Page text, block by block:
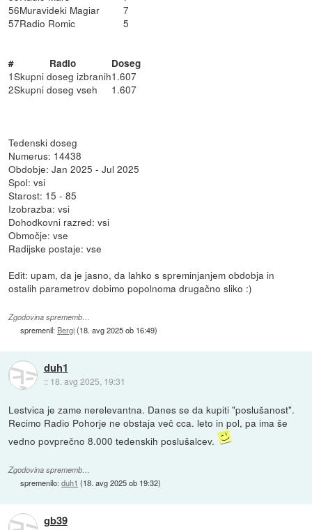
56Muravideki Magiar
7
57Radio Romic 5
# Radio Doseg
1Skupni doseg izbranih1.607
2Skupni doseg vseh 1.607
Tedenski doseg
Numerus: 14438
Obdobje: Jan 2025 - Jul 2025
Spol: vsi
Starost: 15 - 85
Izobrazba: vsi
Dohodkovni razred: vsi
Območje: vse
Radijske postaje: vse
Edit: upam, da je jasno, da lahko s spreminjanjem obdobja in
ostalih parametrov dobimo popolnoma drugačno sliko :)
Zgodovina sprememb…
spremenil: Bergi(18. avg 2025 ob 16:49)
duh1
:: 18. avg 2025, 19:31
Lestvica je zame nerelevantna. Danes se da kupiti "poslušanost".
Recimo Radio Pohorje ne obstaja več cca. leto in pol, pa ima še
vedno povprečno 8.000 tedenskih poslušalcev.
Zgodovina sprememb…
spremenilo:duh1 (18. avg 2025 ob 19:32)
gb39